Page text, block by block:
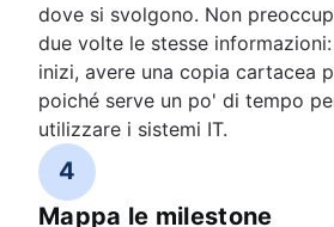
dove si svolgono. Non
due volte le stesse
inizi, avere una copia cartacea
poiché serve un po' di tempo
utilizzare i sistemi IT.
4
Mappa le milestone